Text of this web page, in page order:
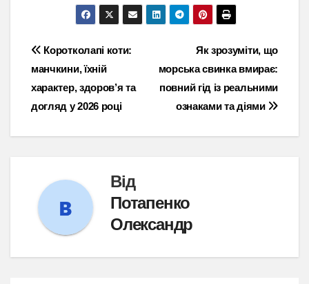
Навігація
записів
Як зрозуміти, що
морська свинка вмирає:
повний гід із реальними
ознаками та діями
Коротколапі коти:
манчкини, їхній
характер, здоров’я та
догляд у 2026 році
Від
Потапенко
Олександр